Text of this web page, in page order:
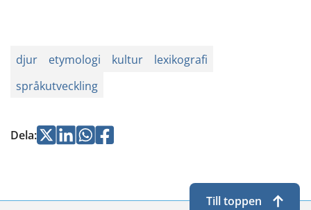
djur etymologi kultur
lexikografi
språkutveckling
Dela:Jaa Jaa Jaa
Jaa
Till toppen